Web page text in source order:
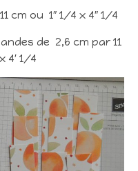
cm ou 1″ 1/4 x 4″ 1/4
de 2,6 cm par 11
4′ 1/4